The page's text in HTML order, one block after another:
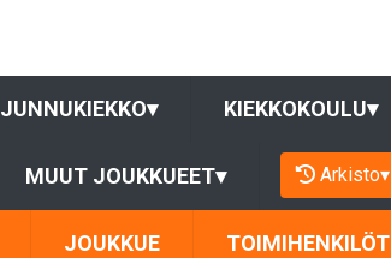
JUNNUKIEKKO▾ KIEKKOKOULU▾
MUUT JOUKKUEET▾ Arkisto▾
JOUKKUE TOIMIHENKILÖT